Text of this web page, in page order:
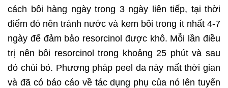
cách bôi hàng ngày trong 3 ngày liên tiếp, tại thời
điểm đó nên tránh nước và kem bôi trong ít nhất 4-7
ngày để đảm bảo resorcinol được khô. Mỗi lần điều
trị nên bôi resorcinol trong khoảng 25 phút và sau
đó chùi bỏ. Phương pháp peel da này mất thời gian
và đã có báo cáo về tác dụng phụ của nó lên tuyến